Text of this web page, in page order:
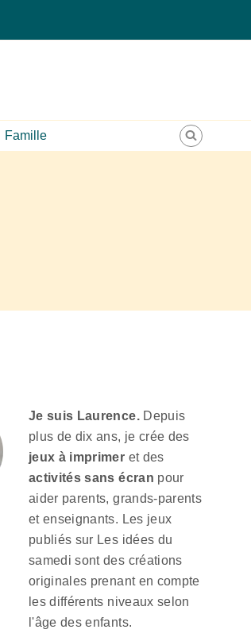
Famille
Je suis Laurence.Depuis
plus de dix ans, je crée des
jeux à imprimer et des
activités sans écran pour
aider parents, grands-parents
et enseignants. Les jeux
publiés sur Les idées du
samedi sont des créations
originales prenant en compte
les différents niveaux selon
l'âge des enfants.